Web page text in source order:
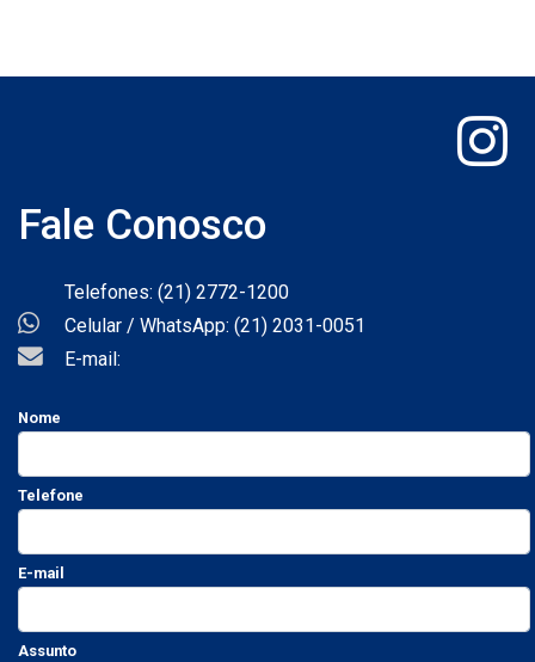
Fale Conosco
Telefones: (21) 2772-1200
Celular / WhatsApp: (21) 2031-0051
E-mail:
Nome
Telefone
E-mail
Assunto